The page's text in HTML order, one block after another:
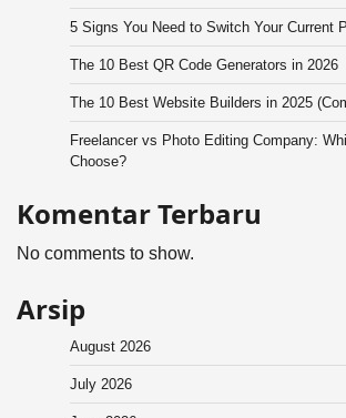
5 Signs You Need to Switch Your Current
The 10 Best QR Code Generators in 2026
The 10 Best Website Builders in 2025
Freelancer vs Photo Editing Company:
Choose?
Komentar Terbaru
No comments to show.
Arsip
August 2026
July 2026